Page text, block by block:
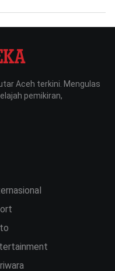
Aceh terkini. Mengulas
pemikiran,